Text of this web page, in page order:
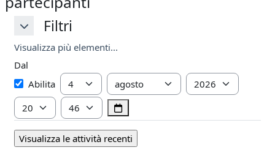
Filtri
Filtri Filtri
Visualizza più elementi...
Dal
DalAbilita Giorno Mese
Anno
Ora
Minuto